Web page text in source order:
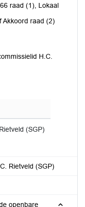
raad (1), Lokaal
Akkoord raad (2)
H.C.
(SGP)
Rietveld (SGP)
openbare